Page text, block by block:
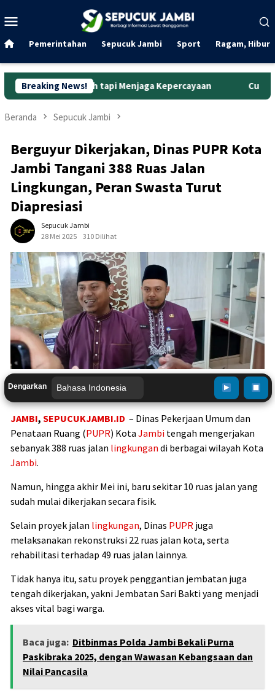
ke
Mobile
Pemerintahan Sepucuk Jambi Sport Ragam,
Breaking News!
tapi Menjaga Kepercayaan Curanmor di Oko
Beranda Sepucuk Jambi
Berguyur Dikerjakan, Dinas PUPR Kota
Jambi Tangani 388 Ruas Jalan
Lingkungan, Peran Swasta Turut
Diapresiasi
Sepucuk Jambi
28 Mei 2025
310 Dilihat
Dengarkan
JAMBI, SEPUCUKJAMBI.ID – Dinas Pekerjaan Umum dan
Penataan Ruang (PUPR) Kota Jambi tengah mengerjakan
sebanyak 388 ruas jalan lingkungan di berbagai wilayah Kota
Jambi.
Namun, hingga akhir Mei ini, baru sekitar 10 ruas jalan yang
sudah mulai dikerjakan secara fisik.
Selain proyek jalan lingkungan, Dinas PUPR juga
melaksanakan rekonstruksi 22 ruas jalan kota, serta
rehabilitasi terhadap 49 ruas jalan lainnya.
Tidak hanya itu, satu proyek penggantian jembatan juga
tengah dikerjakan, yakni Jembatan Sari Bakti yang menjadi
akses vital bagi warga.
Baca juga: Ditbinmas Polda Jambi Bekali Purna
Paskibraka 2025, dengan Wawasan Kebangsaan dan
Nilai Pancasila